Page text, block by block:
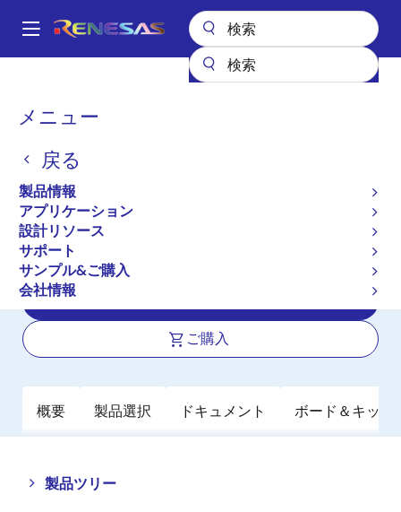
ン
Main
メニュー
戻る
製品情報
アプリケーション
設計リソース
サポート
サンプル&ご購入
会社情報
パ
く
ず
マイクロコントローラとマイクロプロセッサ
RH850/F1H
新規採用非推奨品
ボディアプリケーション用デュアルコ
ア車載ハイエンドマイクロコントロー
ラ
ご購入
概要 製品選択 ドキュメント ボード＆キット
製品ツリー
Close
Open